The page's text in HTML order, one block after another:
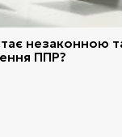
незаконною
ППР?